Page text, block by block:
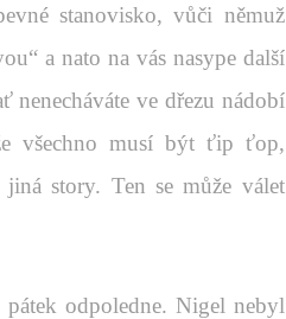
stanovisko, vůči němuž
a nato na vás nasype další
nenecháváte ve dřezu nádobí
všechno musí být ťip ťop,
story. Ten se může válet
odpoledne. Nigel nebyl